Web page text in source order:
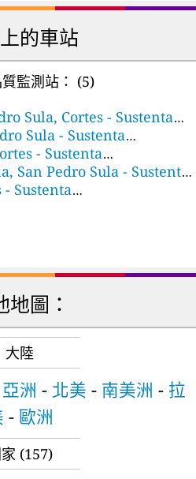
的車站
監測站： (5)
Sula, Cortes - Sustenta
Sula - Sustenta
- Sustenta
San Pedro Sula - Sustenta
- Sustenta
地圖：
大陸
亞洲 - 北美 - 南美洲 - 拉
- 歐洲
(157)